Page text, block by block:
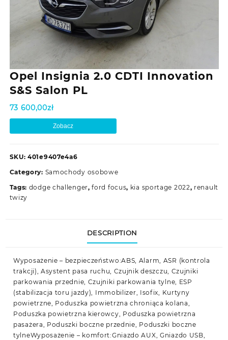
Opel Insignia 2.0 CDTI Innovation
S&S Salon PL
73 600,00zł
Zobacz
SKU: 401e9407e4a6
Category: Samochody osobowe
Tags: dodge challenger,ford focus, kia sportage 2022, renault
twizy
DESCRIPTION
Wyposażenie – bezpieczeństwo:ABS, Alarm, ASR (kontrola
trakcji), Asystent pasa ruchu, Czujnik deszczu, Czujniki
parkowania przednie, Czujniki parkowania tylne, ESP
(stabilizacja toru jazdy), Immobilizer, Isofix, Kurtyny
powietrzne, Poduszka powietrzna chroniąca kolana,
Poduszka powietrzna kierowcy, Poduszka powietrzna
pasażera, Poduszki boczne przednie, Poduszki boczne
tylneWyposażenie – komfort:Gniazdo AUX, Gniazdo USB,